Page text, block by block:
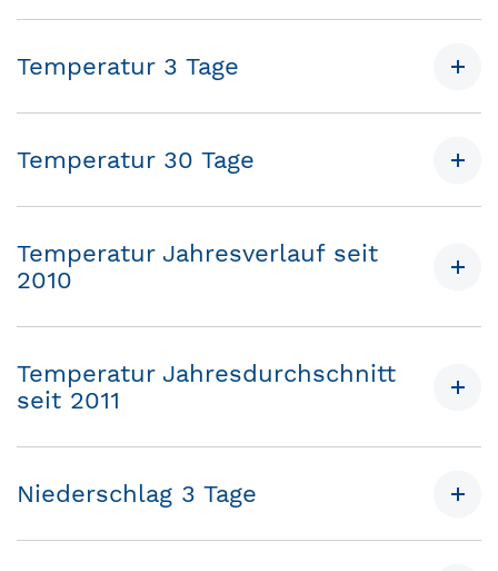
Temperatur 3 Tage
Temperatur 30 Tage
Temperatur Jahresverlauf seit
2010
Temperatur Jahresdurchschnitt
seit 2011
Niederschlag 3 Tage